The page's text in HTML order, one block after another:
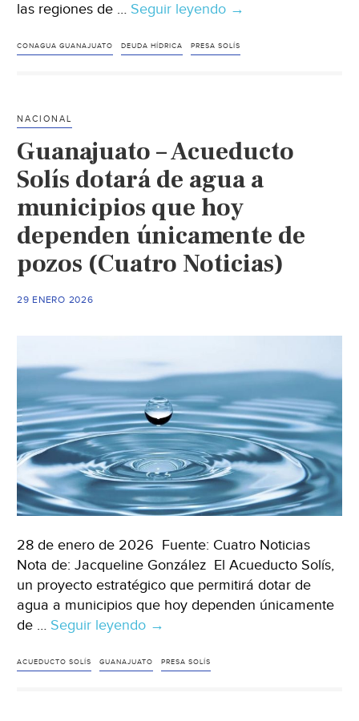
las regiones de … Seguir leyendo Guanajuato
Detectan
con
por
presa
Solís
en
Guanajuato
→
CONAGUA GUANAJUATO DEUDA HÍDRICA PRESA SOLÍS
NACIONAL
Guanajuato – Acueducto
Solís dotará de agua a
municipios que hoy
dependen únicamente de
pozos (Cuatro Noticias)
29 ENERO 2026
28 de enero de 2026 Fuente: Cuatro Noticias
Nota de: Jacqueline González El Acueducto Solís,
un proyecto estratégico que permitirá dotar de
agua a municipios que hoy dependen únicamente
de … Seguir leyendo Guanajuato
Acueducto
→
ACUEDUCTO SOLÍS GUANAJUATO PRESA SOLÍS